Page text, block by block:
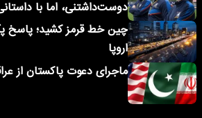
دوست‌داشتنی، اما با
چین خط قرمز کشید؛ پاسخ
اروپا
ماجرای دعوت پاکستان از